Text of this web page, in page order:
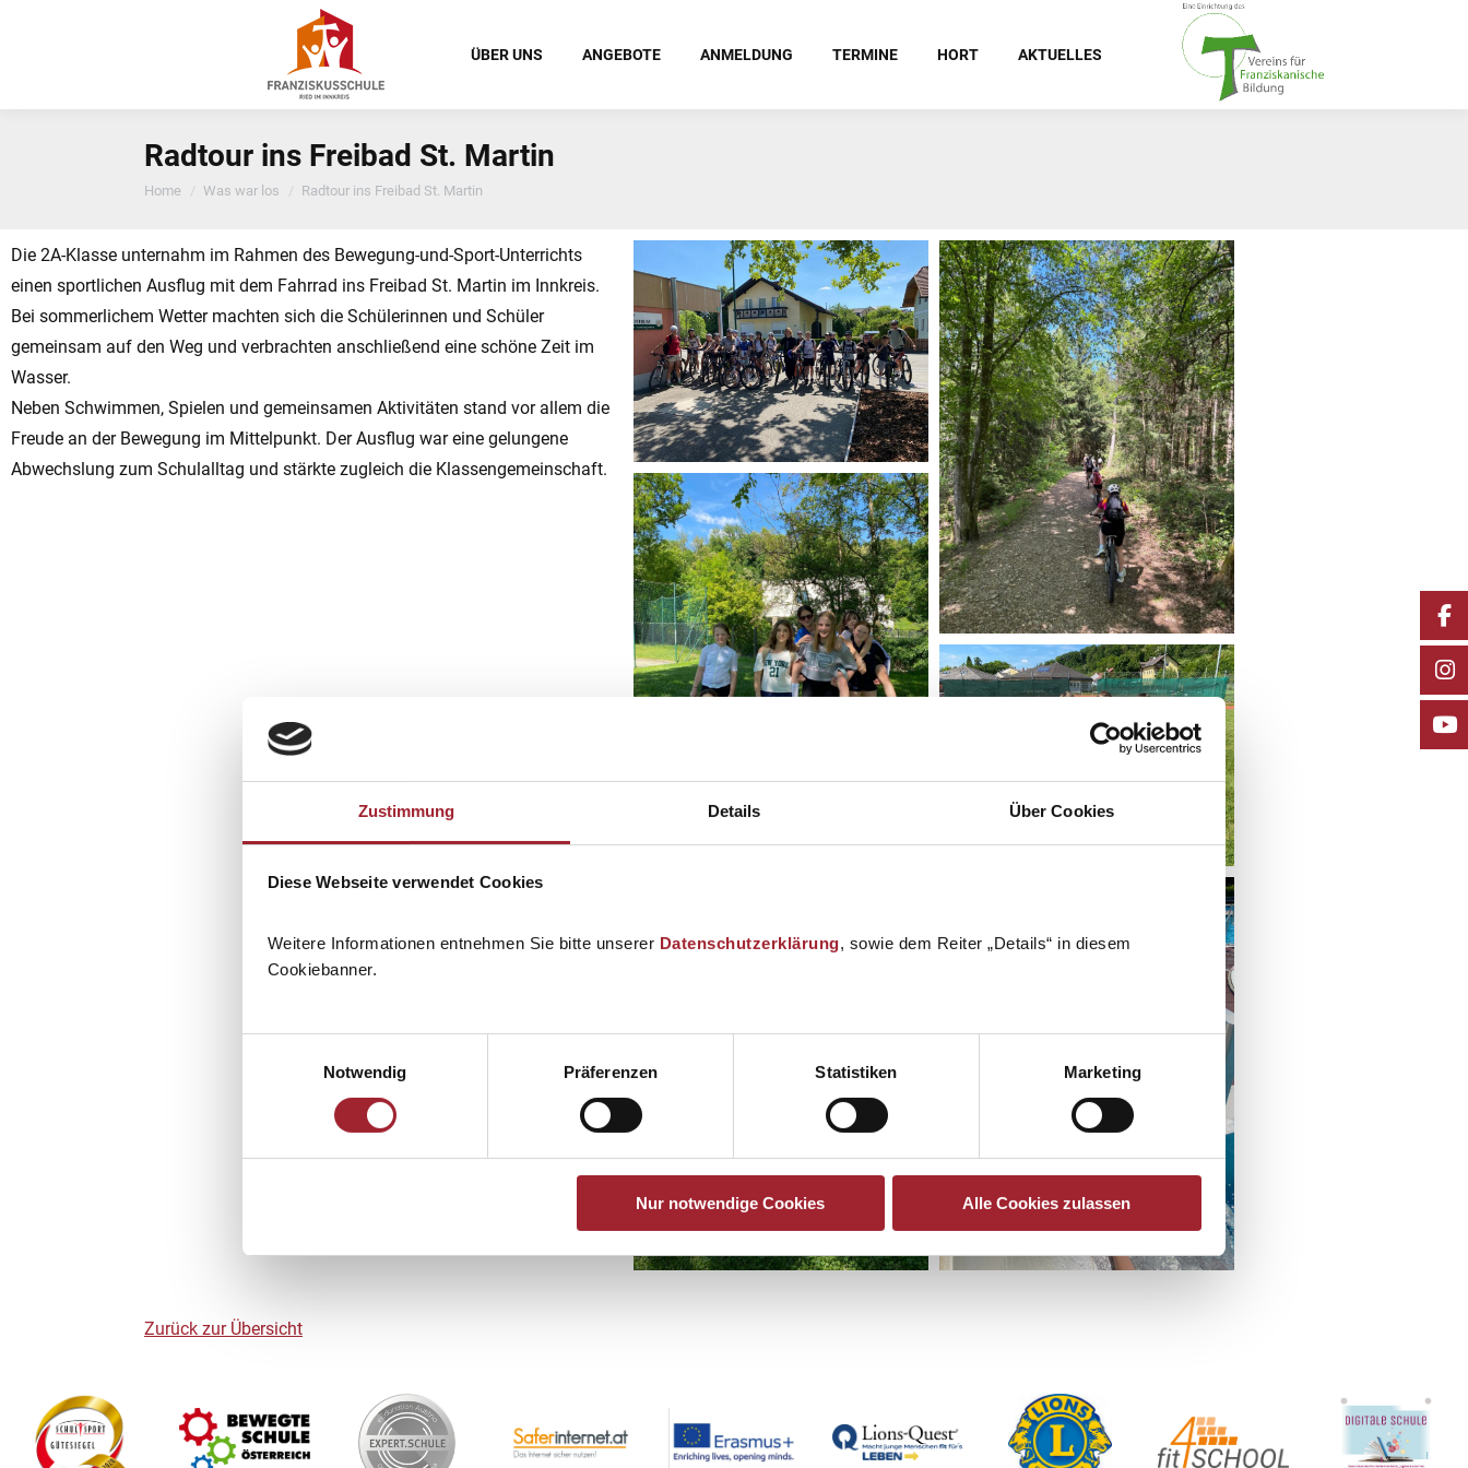
Zustimmung Details Über Cookies
Diese Webseite verwendet Cookies
Weitere Informationen entnehmen Sie bitte unserer Datenschutzerklärung, sowie dem Reiter „Details“ in diesem
Cookiebanner.
Notwendig
Präferenzen Statistiken Marketing
Nur notwendige Cookies Alle Cookies zulassen
ÜBER UNS ANGEBOTE ANMELDUNG TERMINE HORT AKTUELLES
Radtour ins Freibad St. Martin
You are here:
Home Was war los Radtour ins Freibad St. Martin
Die 2A-Klasse unternahm im Rahmen des Bewegung-und-Sport-Unterrichts
einen sportlichen Ausflug mit dem Fahrrad ins Freibad St. Martin im Innkreis.
Bei sommerlichem Wetter machten sich die Schülerinnen und Schüler
gemeinsam auf den Weg und verbrachten anschließend eine schöne Zeit im
Wasser.
Neben Schwimmen, Spielen und gemeinsamen Aktivitäten stand vor allem die
Freude an der Bewegung im Mittelpunkt. Der Ausflug war eine gelungene
Abwechslung zum Schulalltag und stärkte zugleich die Klassengemeinschaft.
Zurück zur Übersicht